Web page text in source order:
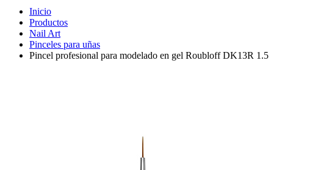
Inicio
Productos
Nail Art
Pinceles para uñas
Pincel profesional para modelado en gel Roubloff DK13R 1.5